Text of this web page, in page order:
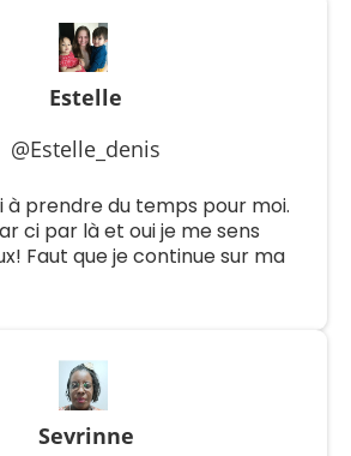
Estelle
@Estelle_denis
à prendre du temps pour moi.
ci par là et oui je me sens
Faut que je continue sur ma
Sevrinne